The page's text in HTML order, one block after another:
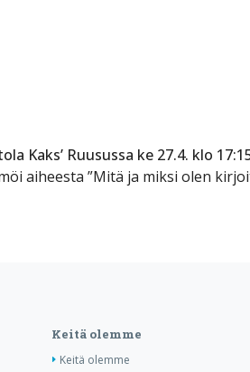
Kaks’ Ruusussa ke 27.4. klo
aiheesta ”Mitä ja miksi olen
Keitä olemme
Keitä olemme